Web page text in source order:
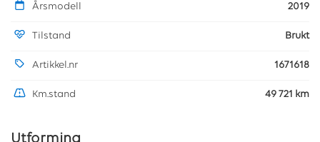
Årsmodell 2019
Tilstand Brukt
Artikkel.nr 1671618
Km.stand 49 721 km
Utforming